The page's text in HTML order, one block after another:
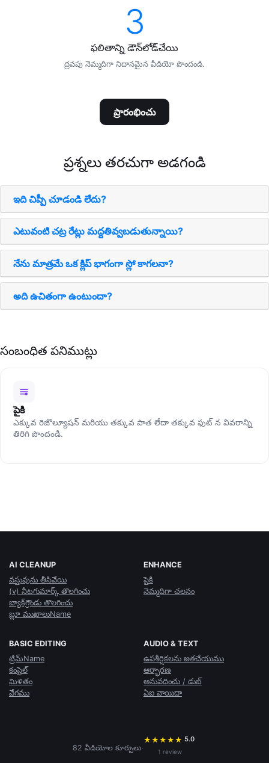
3
ఫలితాన్ని డౌన్‌లోడ్‌చేయి
ద్రవపు నెమ్మదిగా నిదానమైన వీడియో పొందండి.
ప్రారంభించు
ప్రశ్నలు తరచుగా అడగండి
ఇది చిప్పీ చూడండి లేదు?
ఎటువంటి చట్ర రేట్లు మద్దతివ్వబడుతున్నాయి?
నేను మాత్రమే ఒక క్లిప్ భాగంగా స్లో కాగలనా?
అది ఉచితంగా ఉంటుందా?
సంబంధిత పనిముట్లు
పైకి
ఎక్కువ రెజొల్యూషన్ మరియు తక్కువ పాత లేదా తక్కువ ఫుట్ న వివరాన్ని
తిరిగి పొందండి.
AI CLEANUP
వస్తువును తీసివేయి
(v) నీటగుమార్క్ తొలగించు
బ్యాక్‌గ్రౌండు తొలగించు
బ్లూ ముఖాలుName
ENHANCE
పైకి
నెమ్మదిగా చలనం
BASIC EDITING
ట్రిమ్Name
కంపైల్
మిళితం
వేగము
AUDIO & TEXT
ఉపశీర్షికలను జతచేయుము
ఆర్భారణ
అనువదించు / డుబ్
ఏఐ వాయిదా
82 వీడియోల కూర్పులు·
★ ★ ★ ★ ★ 5.0
1 review